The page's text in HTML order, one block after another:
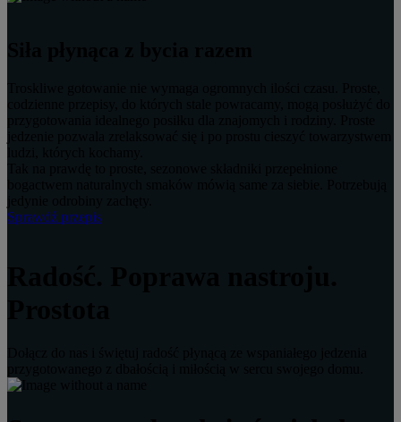
Sprawdź przepis